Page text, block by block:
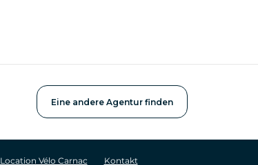
Eine andere Agentur finden
Location Vélo Carnac Kontakt